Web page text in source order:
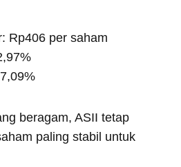
Rp406 per saham
beragam, ASII tetap
paling stabil untuk